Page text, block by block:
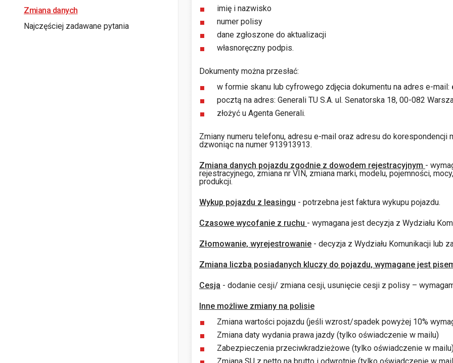
Zmiana danych
Najczęściej zadawane pytania
imię i nazwisko
numer polisy
dane zgłoszone do aktualizacji
własnoręczny podpis.
Dokumenty można przesłać:
w formie skanu lub cyfrowego zdjęcia dokumentu na adres e-mail:
pocztą na adres: Generali TU S.A. ul. Senatorska 18, 00-082
złożyć u Agenta Generali.
Zmiany numeru telefonu, adresu e-mail oraz adresu do
dzwoniąc na numer 913913913.
Zmiana danych pojazdu zgodnie z dowodem rejestracyjnym -
rejestracyjnego, zmiana nr VIN, zmiana marki, modelu, pojemności,
produkcji.
Wykup pojazdu z leasingu - potrzebna jest faktura wykupu pojazdu.
Czasowe wycofanie z ruchu - wymagana jest decyzja z Wydziału
Złomowanie, wyrejestrowanie - decyzja z Wydziału Komunikacji lub
Zmiana liczba posiadanych kluczy do pojazdu, wymagane jest
Cesja - dodanie cesji/ zmiana cesji, usunięcie cesji z polisy –
Inne możliwe zmiany na polisie
Zmiana wartości pojazdu (jeśli wzrost/spadek powyżej 10%
Zmiana daty wydania prawa jazdy (tylko oświadczenie w mailu)
Zabezpieczenia przeciwkradzieżowe (tylko oświadczenie w